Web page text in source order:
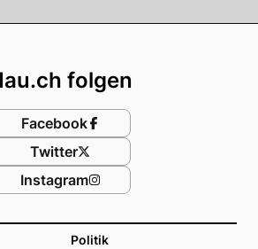
Politik
folgen
Facebook
Twitter
Instagram